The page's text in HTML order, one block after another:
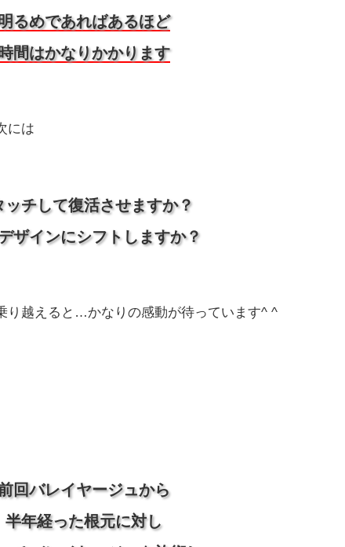
るめであればあるほど
時間はかなりかかります
には
ッチして復活させますか？
ザインにシフトしますか？
り越えると…かなりの感動が待っています^ ^
回バレイヤージュから
半年経った根元に対し